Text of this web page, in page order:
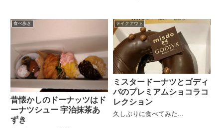
食べ歩き
昔懐かしのドーナッツはド
ーナツシュー 宇治抹茶あ
ずき
テイクアウト
ミスタードーナツとゴディ
バのプレミアムショコラコ
レクション
久しぶりに食べてみた...